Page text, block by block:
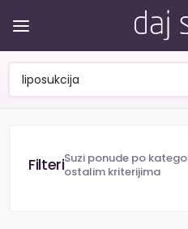
Suzi ponude po
ostalim kriterijima